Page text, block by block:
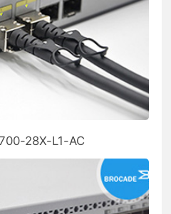
28X-L1-AC